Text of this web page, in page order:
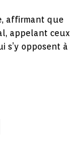
affirmant que
appelant ceux
s’y opposent à